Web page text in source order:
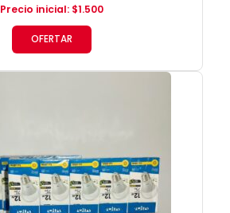
Precio inicial: $1.500
OFERTAR